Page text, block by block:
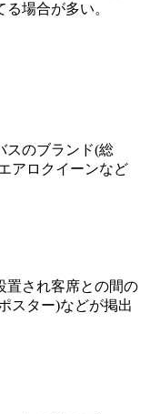
場合が多い。
スのブランド(総
アロクイーンなど
置され客席との間の
スター)などが掲出